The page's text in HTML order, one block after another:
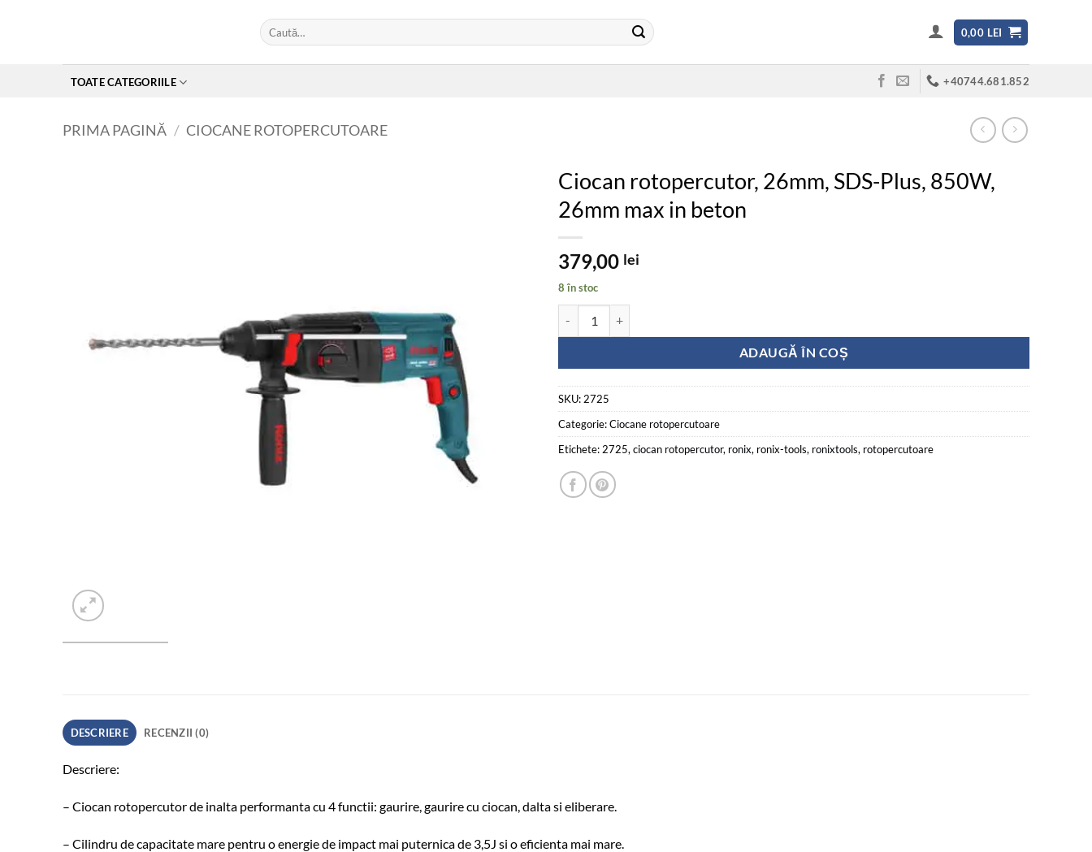
Caută
după:
0,00 LEI
TOATE CATEGORIILE +40744.681.852
PRIMA PAGINĂ / CIOCANE ROTOPERCUTOARE
Ciocan rotopercutor, 26mm, SDS-Plus, 850W,
26mm max in beton
379,00 lei
8 în stoc
Cantitate Ciocan rotopercutor, 26mm, SDS-Plus, 850W, 26mm max in beton
ADAUGĂ ÎN COȘ
SKU: 2725
Categorie:Ciocane rotopercutoare
Etichete: 2725, ciocan rotopercutor, ronix, ronix-tools, ronixtools, rotopercutoare
DESCRIERE RECENZII (0)
Descriere:
– Ciocan rotopercutor de inalta performanta cu 4 functii: gaurire, gaurire cu ciocan, dalta si eliberare.
– Cilindru de capacitate mare pentru o energie de impact mai puternica de 3,5J si o eficienta mai mare.